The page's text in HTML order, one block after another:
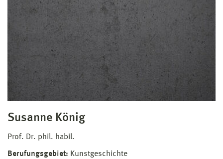
Susanne König
Prof. Dr. phil. habil.
Berufungsgebiet: Kunstgeschichte